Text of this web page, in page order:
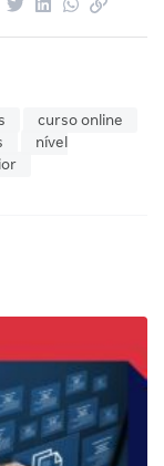
curso online
nível